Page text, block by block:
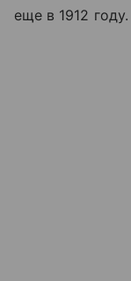
еще в 1912 году.